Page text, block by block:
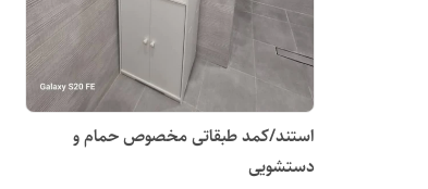
استند/کمد طبقاتی مخصوص حمام و
دستشویی